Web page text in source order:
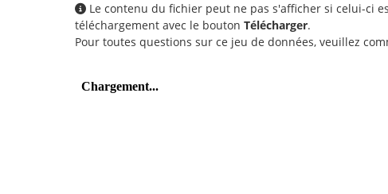
Le contenu du fichier peut ne pas s'afficher si celui-ci
téléchargement avec le bouton Télécharger.
Pour toutes questions sur ce jeu de données, veuillez